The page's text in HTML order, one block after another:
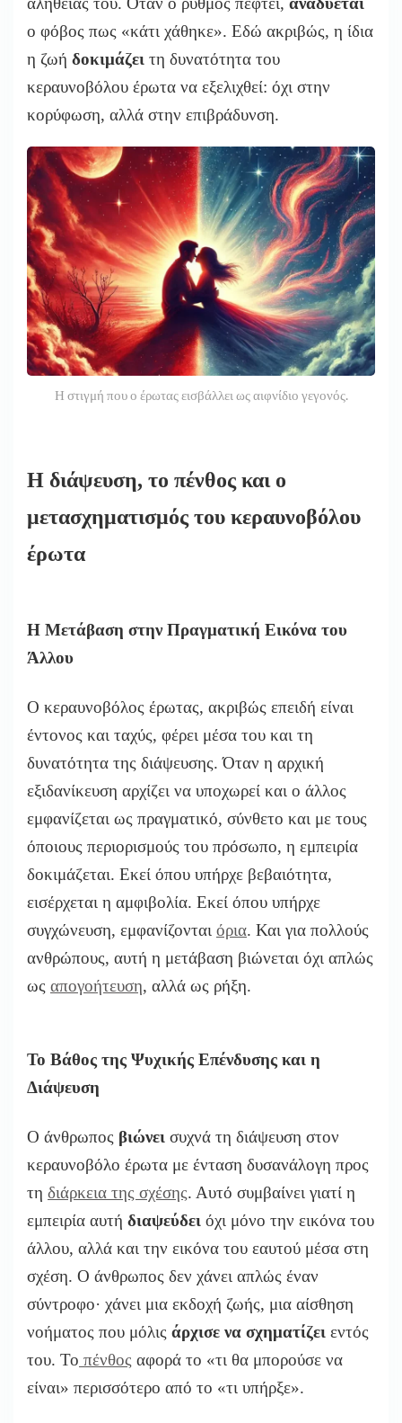
ο φόβος πως «κάτι χάθηκε». Εδώ ακριβώς, η ίδια
η ζωή δοκιμάζει τη δυνατότητα του
κεραυνοβόλου έρωτα να εξελιχθεί: όχι στην
κορύφωση, αλλά στην επιβράδυνση.
Η στιγμή που ο έρωτας εισβάλλει ως αιφνίδιο γεγονός.
Η διάψευση, το πένθος και ο
μετασχηματισμός του κεραυνοβόλου
έρωτα
Η Μετάβαση στην Πραγματική Εικόνα του
Άλλου
Ο κεραυνοβόλος έρωτας, ακριβώς επειδή είναι
έντονος και ταχύς, φέρει μέσα του και τη
δυνατότητα της διάψευσης. Όταν η αρχική
εξιδανίκευση αρχίζει να υποχωρεί και ο άλλος
εμφανίζεται ως πραγματικό, σύνθετο και με τους
όποιους περιορισμούς του πρόσωπο, η εμπειρία
δοκιμάζεται. Εκεί όπου υπήρχε βεβαιότητα,
εισέρχεται η αμφιβολία. Εκεί όπου υπήρχε
συγχώνευση, εμφανίζονται όρια. Και για πολλούς
ανθρώπους, αυτή η μετάβαση βιώνεται όχι απλώς
ως απογοήτευση, αλλά ως ρήξη.
Το Βάθος της Ψυχικής Επένδυσης και η
Διάψευση
Ο άνθρωπος βιώνει συχνά τη διάψευση στον
κεραυνοβόλο έρωτα με ένταση δυσανάλογη προς
τη διάρκεια της σχέσης. Αυτό συμβαίνει γιατί η
εμπειρία αυτή διαψεύδει όχι μόνο την εικόνα του
άλλου, αλλά και την εικόνα του εαυτού μέσα στη
σχέση. Ο άνθρωπος δεν χάνει απλώς έναν
σύντροφο· χάνει μια εκδοχή ζωής, μια αίσθηση
νοήματος που μόλις άρχισε να σχηματίζει εντός
του. Το πένθος αφορά το «τι θα μπορούσε να
είναι» περισσότερο από το «τι υπήρξε».